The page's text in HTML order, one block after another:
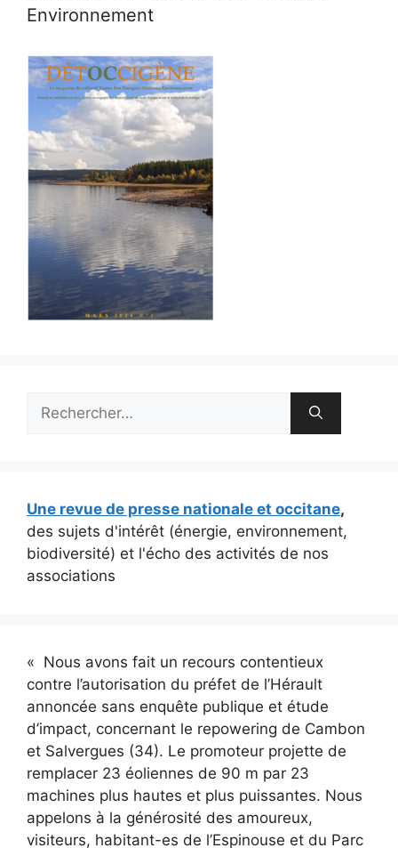
Environnement
Une revue de presse nationale et occitane,
des sujets d'intérêt (énergie, environnement,
biodiversité) et l'écho des activités de nos
associations
« Nous avons fait un recours contentieux
contre l’autorisation du préfet de l’Hérault
annoncée sans enquête publique et étude
d’impact, concernant le repowering de Cambon
et Salvergues (34). Le promoteur projette de
remplacer 23 éoliennes de 90 m par 23
machines plus hautes et plus puissantes. Nous
appelons à la générosité des amoureux,
visiteurs, habitant-es de l’Espinouse et du Parc